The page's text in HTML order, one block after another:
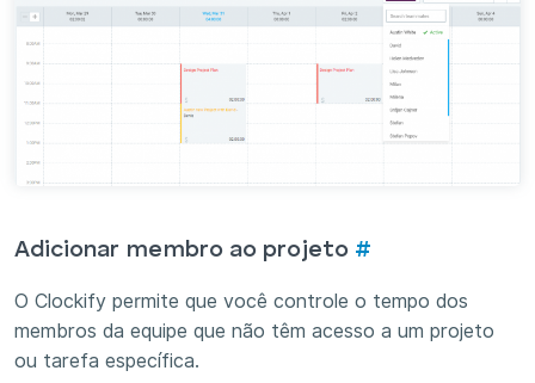
Adicionar membro ao projeto #
O Clockify permite que você controle o tempo dos
membros da equipe que não têm acesso a um projeto
ou tarefa específica.